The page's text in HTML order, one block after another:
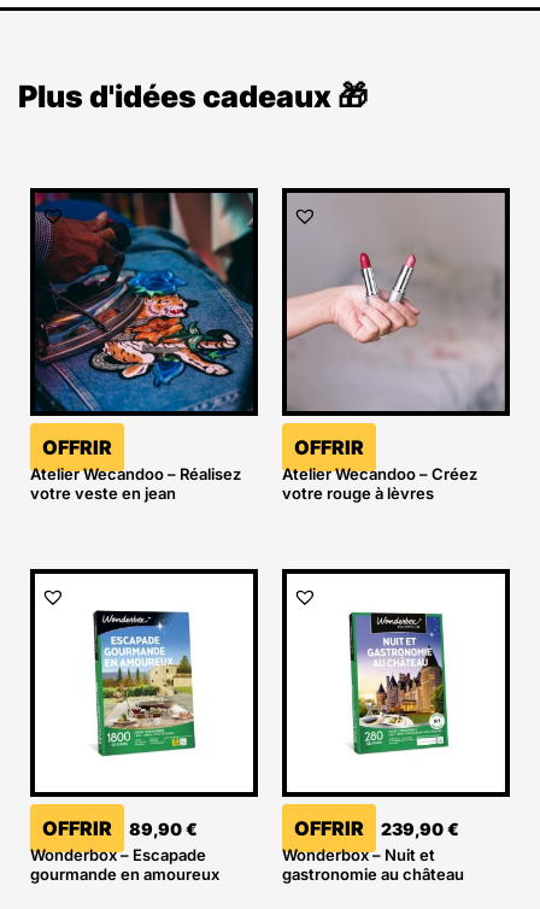
Plus d'idées cadeaux 🎁
OFFRIR
Atelier Wecandoo – Réalisez
votre veste en jean
OFFRIR
Atelier Wecandoo – Créez
votre rouge à lèvres
OFFRIR 89,90€
Wonderbox – Escapade
gourmande en amoureux
OFFRIR 239,90€
Wonderbox – Nuit et
gastronomie au château